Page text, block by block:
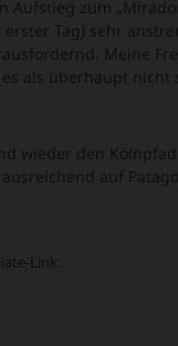
Aufstieg zum
erster Tag) sehr
Meine
als überhaupt nicht
wieder den
auf
Link.